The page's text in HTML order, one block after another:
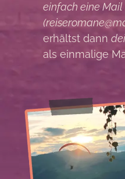
einfach eine
erhältst dann
als einmalige